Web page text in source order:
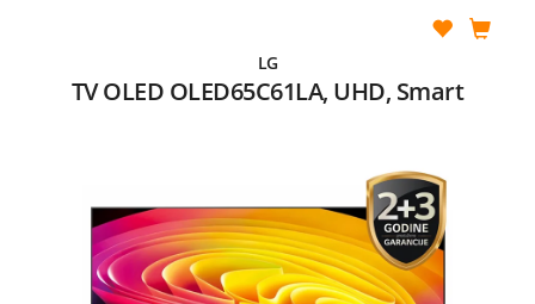
LG
TV OLED OLED65C61LA, UHD, Smart